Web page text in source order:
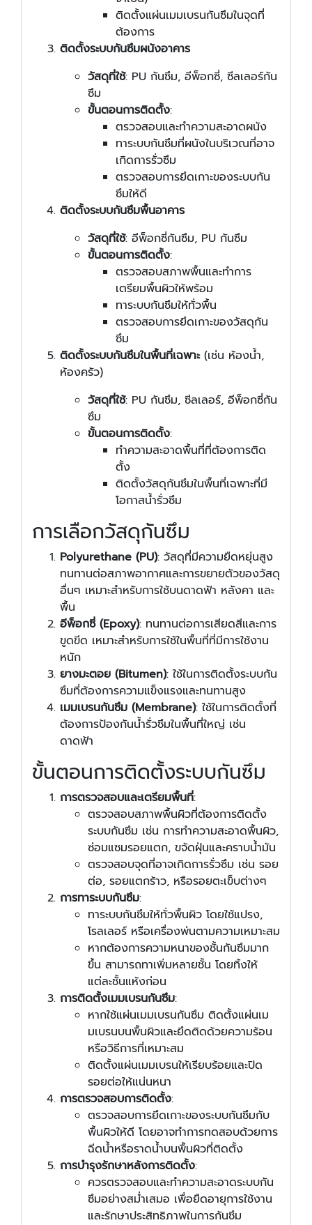
ติดตั้งแผ่นเมมเบรนกันซึมในจุดที่
ต้องการ
ติดตั้งระบบกันซึมผนังอาคาร
วัสดุที่ใช้: PU กันซึม, อีพ็อกซี่, ซีลเลอร์กัน
ซึม
ขั้นตอนการติดตั้ง:
ตรวจสอบและทำความสะอาดผนัง
ทาระบบกันซึมที่ผนังในบริเวณที่อาจ
เกิดการรั่วซึม
ตรวจสอบการยึดเกาะของระบบกัน
ซึมให้ดี
ติดตั้งระบบกันซึมพื้นอาคาร
วัสดุที่ใช้: อีพ็อกซี่กันซึม, PU กันซึม
ขั้นตอนการติดตั้ง:
ตรวจสอบสภาพพื้นและทำการ
เตรียมพื้นผิวให้พร้อม
ทาระบบกันซึมให้ทั่วพื้น
ตรวจสอบการยึดเกาะของวัสดุกัน
ซึม
ติดตั้งระบบกันซึมในพื้นที่เฉพาะ(เช่น ห้องน้ำ,
ห้องครัว)
วัสดุที่ใช้: PU กันซึม, ซีลเลอร์, อีพ็อกซี่กัน
ซึม
ขั้นตอนการติดตั้ง:
ทำความสะอาดพื้นที่ที่ต้องการติด
ตั้ง
ติดตั้งวัสดุกันซึมในพื้นที่เฉพาะที่มี
โอกาสน้ำรั่วซึม
การเลือกวัสดุกันซึม
Polyurethane (PU): วัสดุที่มีความยืดหยุ่นสูง
ทนทานต่อสภาพอากาศและการขยายตัวของวัสดุ
อื่นๆ เหมาะสำหรับการใช้บนดาดฟ้า หลังคา และ
พื้น
อีพ็อกซี่ (Epoxy): ทนทานต่อการเสียดสีและการ
ขูดขีด เหมาะสำหรับการใช้ในพื้นที่ที่มีการใช้งาน
หนัก
ยางมะตอย (Bitumen): ใช้ในการติดตั้งระบบกัน
ซึมที่ต้องการความแข็งแรงและทนทานสูง
เมมเบรนกันซึม (Membrane): ใช้ในการติดตั้งที่
ต้องการป้องกันน้ำรั่วซึมในพื้นที่ใหญ่ เช่น
ดาดฟ้า
ขั้นตอนการติดตั้งระบบกันซึม
การตรวจสอบและเตรียมพื้นที่:
ตรวจสอบสภาพพื้นผิวที่ต้องการติดตั้ง
ระบบกันซึม เช่น การทำความสะอาดพื้นผิว,
ซ่อมแซมรอยแตก, ขจัดฝุ่นและคราบน้ำมัน
ตรวจสอบจุดที่อาจเกิดการรั่วซึม เช่น รอย
ต่อ, รอยแตกร้าว, หรือรอยตะเข็บต่างๆ
การทาระบบกันซึม:
ทาระบบกันซึมให้ทั่วพื้นผิว โดยใช้แปรง,
โรลเลอร์ หรือเครื่องพ่นตามความเหมาะสม
หากต้องการความหนาของชั้นกันซึมมาก
ขึ้น สามารถทาเพิ่มหลายชั้น โดยทิ้งให้
แต่ละชั้นแห้งก่อน
การติดตั้งเมมเบรนกันซึม:
หากใช้แผ่นเมมเบรนกันซึม ติดตั้งแผ่นเม
มเบรนบนพื้นผิวและยึดติดด้วยความร้อน
หรือวิธีการที่เหมาะสม
ติดตั้งแผ่นเมมเบรนให้เรียบร้อยและปิด
รอยต่อให้แน่นหนา
การตรวจสอบการติดตั้ง:
ตรวจสอบการยึดเกาะของระบบกันซึมกับ
พื้นผิวให้ดี โดยอาจทำการทดสอบด้วยการ
ฉีดน้ำหรือราดน้ำบนพื้นผิวที่ติดตั้ง
การบำรุงรักษาหลังการติดตั้ง:
ควรตรวจสอบและทำความสะอาดระบบกัน
ซึมอย่างสม่ำเสมอ เพื่อยืดอายุการใช้งาน
และรักษาประสิทธิภาพในการกันซึม